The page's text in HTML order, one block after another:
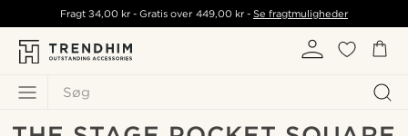
Søg
Fragt34,00 kr - Gratis over 449,00 kr- Se fragtmuligheder